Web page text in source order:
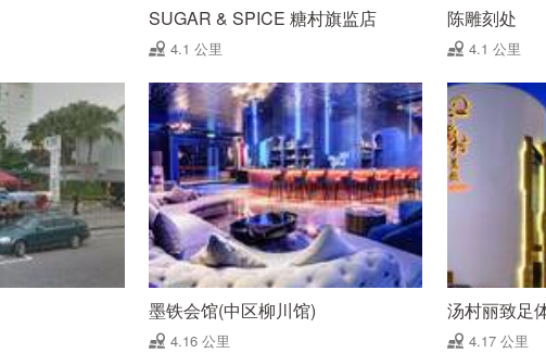
SUGAR & SPICE 糖村旗监店
4.1 公里
陈雕刻处
4.1 公里
墨铁会馆(中区柳川馆)
4.16 公里
汤村丽致足
4.17 公里